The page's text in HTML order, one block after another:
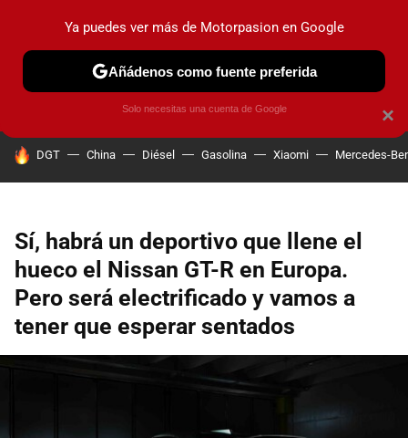
PRUEBAS COCHES ELÉCTRICOS OBSERVATORIO
HOY SE HABLA DE
DGT China Diésel Gasolina Xiaomi Mercedes-
Sí, habrá un deportivo que llene el
hueco el Nissan GT-R en Europa.
Pero será electrificado y vamos a
tener que esperar sentados
×
Ya puedes ver más de Motorpasion en Google
Añádenos como fuente preferida
Solo necesitas una cuenta de Google